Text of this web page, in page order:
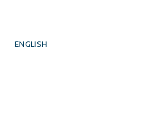
ENGLISH